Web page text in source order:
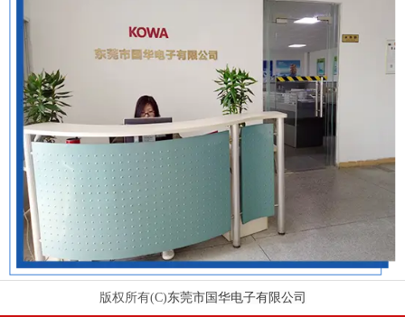
版权所有(C)东莞市国华电子有限公司